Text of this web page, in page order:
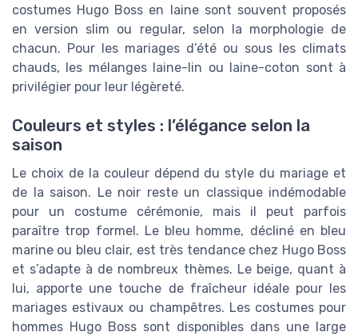
costumes Hugo Boss en laine sont souvent proposés
en version slim ou regular, selon la morphologie de
chacun. Pour les mariages d’été ou sous les climats
chauds, les mélanges laine-lin ou laine-coton sont à
privilégier pour leur légèreté.
Couleurs et styles : l’élégance selon la
saison
Le choix de la couleur dépend du style du mariage et
de la saison. Le noir reste un classique indémodable
pour un costume cérémonie, mais il peut parfois
paraître trop formel. Le bleu homme, décliné en bleu
marine ou bleu clair, est très tendance chez Hugo Boss
et s’adapte à de nombreux thèmes. Le beige, quant à
lui, apporte une touche de fraîcheur idéale pour les
mariages estivaux ou champêtres. Les costumes pour
hommes Hugo Boss sont disponibles dans une large